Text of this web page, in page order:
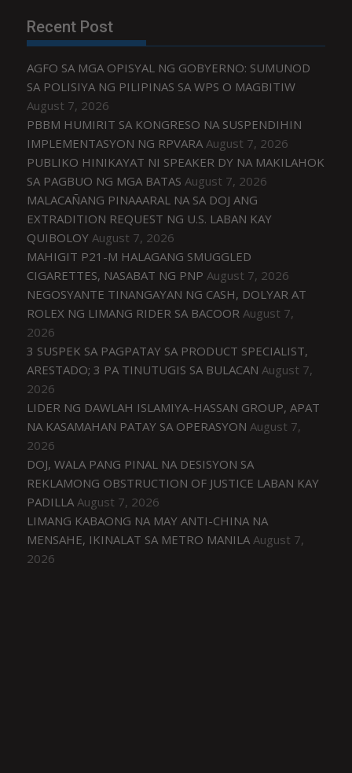
Recent Post
AGFO SA MGA OPISYAL NG GOBYERNO: SUMUNOD
SA POLISIYA NG PILIPINAS SA WPS O MAGBITIW
August 7, 2026
PBBM HUMIRIT SA KONGRESO NA SUSPENDIHIN
IMPLEMENTASYON NG RPVARA August 7, 2026
PUBLIKO HINIKAYAT NI SPEAKER DY NA MAKILAHOK
SA PAGBUO NG MGA BATAS August 7, 2026
MALACAÑANG PINAAARAL NA SA DOJ ANG
EXTRADITION REQUEST NG U.S. LABAN KAY
QUIBOLOY August 7, 2026
MAHIGIT P21-M HALAGANG SMUGGLED
CIGARETTES, NASABAT NG PNP August 7, 2026
NEGOSYANTE TINANGAYAN NG CASH, DOLYAR AT
ROLEX NG LIMANG RIDER SA BACOOR August 7,
2026
3 SUSPEK SA PAGPATAY SA PRODUCT SPECIALIST,
ARESTADO; 3 PA TINUTUGIS SA BULACAN August 7,
2026
LIDER NG DAWLAH ISLAMIYA-HASSAN GROUP, APAT
NA KASAMAHAN PATAY SA OPERASYON August 7,
2026
DOJ, WALA PANG PINAL NA DESISYON SA
REKLAMONG OBSTRUCTION OF JUSTICE LABAN KAY
PADILLA August 7, 2026
LIMANG KABAONG NA MAY ANTI-CHINA NA
MENSAHE, IKINALAT SA METRO MANILA August 7,
2026